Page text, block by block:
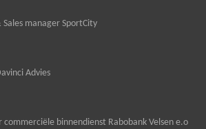
manager SportCity
Advies
binnendienst Rabobank Velsen e.o